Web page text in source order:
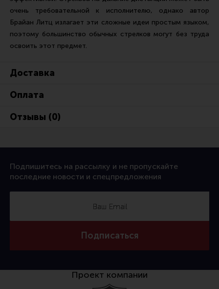
Фонари
Прочее снаряжение
Чистка, уход за оружием и релоадинг
Инструменты и другие аксессуары
Патчи
Линия Огня Медиа
очень требовательной к исполнителю, однако автор
Брайан Литц излагает эти сложные идеи простым языком,
поэтому большинство обычных стрелков могут без труда
освоить этот предмет.
Доставка
Оплата
Отзывы (0)
Подпишитесь на рассылку и не пропускайте
последние новости и спецпредложения
Подписаться
Проект компании